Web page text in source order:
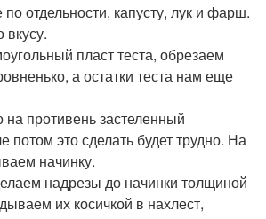
отдельности, капусту, лук и фарш.
пласт теста, обрезаем
а остатки теста нам еще
на противень застеленный
потом это сделать будет трудно. На
начинку.
надрезы до начинки толщиной
их косичкой в нахлест,